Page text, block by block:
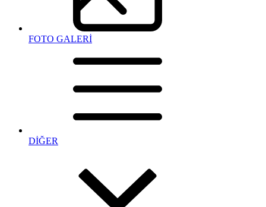
FOTO GALERİ
DİĞER